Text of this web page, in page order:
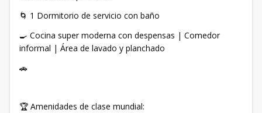
🌀 1 Dormitorio de servicio con baño
🍳 Cocina super moderna con despensas | Comedor
informal | Área de lavado y planchado
🚗
🏆 Amenidades de clase mundial: